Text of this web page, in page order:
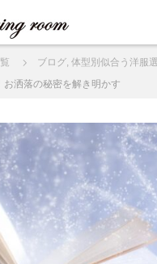
ブログ, 体型別似合う洋服
お洒落の秘密を解き明かす